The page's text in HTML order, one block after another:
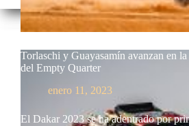
Torlaschi y Guayasamín avanzan en la
del Empty Quarter
enero 11, 2023
El Dakar 2023 se ha adentrado por